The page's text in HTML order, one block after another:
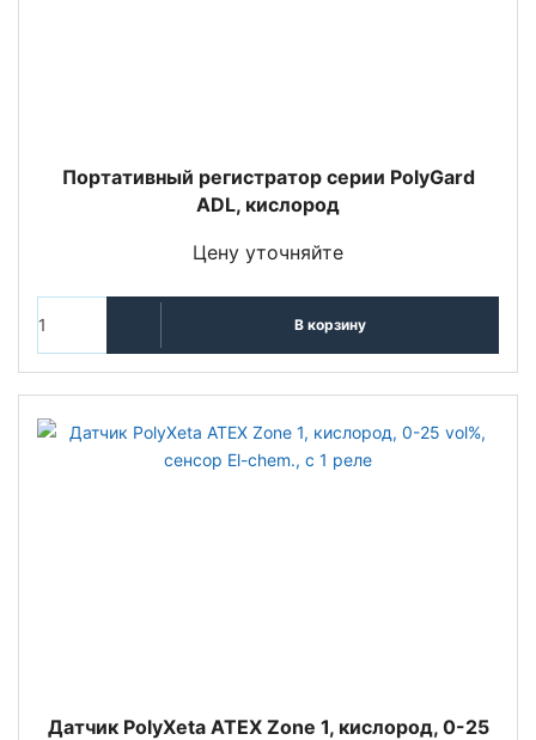
Портативный регистратор серии PolyGard
ADL, кислород
Цену уточняйте
В корзину
Датчик PolyXeta ATEX Zone 1, кислород, 0-25